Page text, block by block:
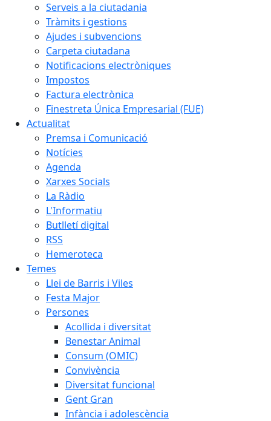
Serveis a la ciutadania
Tràmits i gestions
Ajudes i subvencions
Carpeta ciutadana
Notificacions electròniques
Impostos
Factura electrònica
Finestreta Única Empresarial (FUE)
Actualitat
Premsa i Comunicació
Notícies
Agenda
Xarxes Socials
La Ràdio
L'Informatiu
Butlletí digital
RSS
Hemeroteca
Temes
Llei de Barris i Viles
Festa Major
Persones
Acollida i diversitat
Benestar Animal
Consum (OMIC)
Convivència
Diversitat funcional
Gent Gran
Infància i adolescència